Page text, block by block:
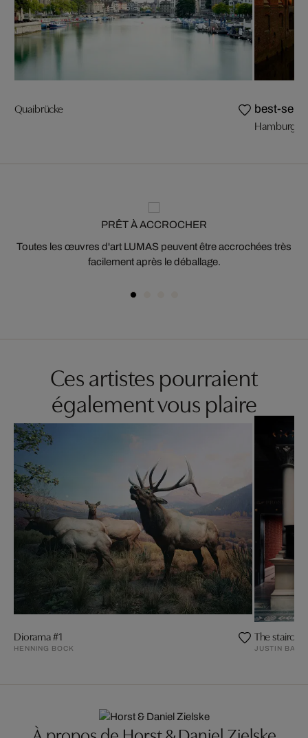
Quaibrücke best-
Hamburg,
PRÊT À ACCROCHER
Toutes les œuvres d'art LUMAS peuvent être accrochées très
facilement après le déballage.
Ces artistes pourraient
également vous plaire
Diorama #1
HENNING BOCK
The
JUSTIN